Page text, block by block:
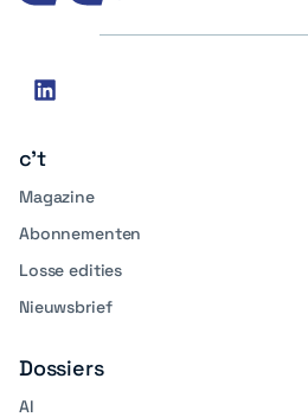
Social
linkedin
c't
Magazine
Abonnementen
Losse edities
Nieuwsbrief
Dossiers
AI